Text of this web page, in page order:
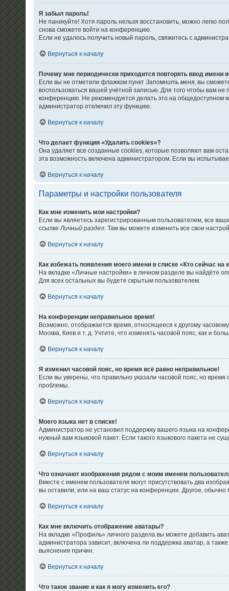
Я забыл пароль!
Не паникуйте! Хотя пароль нельзя восстановить, можно легко
снова сможете войти на конференцию.
Если не удалось получить новый пароль, свяжитесь с
Вернуться к началу
Почему мне периодически приходится повторять ввод имени
Если вы не отметили флажком пунктЗапомнить меня, вы
воспользоваться вашей учётной записью. Для того чтобы вам
конференцию. Не рекомендуется делать это на общедоступном
администратор отключил эту функцию.
Вернуться к началу
Что делает функция «Удалить cookies»?
Она удаляет все созданные cookies, которые позволяют вам
эта возможность включена администратором. Если вы
Вернуться к началу
Параметры и настройки пользователя
Как мне изменить мои настройки?
Если вы являетесь зарегистрированным пользователем, все
ссылкеЛичный раздел. Там вы можете изменить все свои
Вернуться к началу
Как избежать появления моего имени в списке «Кто сейчас на
На вкладке «Личные настройки» в личном разделе вы найдёте
Для всех остальных вы будете скрытым пользователем.
Вернуться к началу
На конференции неправильное время!
Возможно, отображается время, относящееся к другому
Москва, Киев и т. д. Учтите, что изменять часовой пояс, как и
Вернуться к началу
Я изменил часовой пояс, но время всё равно неправильное!
Если вы уверены, что правильно указали часовой пояс, но
проблемы.
Вернуться к началу
Моего языка нет в списке!
Администратор не установил поддержку вашего языка на
нужный вам языковой пакет. Если такого языкового пакета не
Вернуться к началу
Что означают изображения рядом с моим именем
Вместе с именем пользователя могут присутствовать два
вы оставили, или на ваш статус на конференции. Другое,
Вернуться к началу
Как мне включить отображение аватары?
На вкладке «Профиль» личного раздела вы можете добавить
администратора зависит, включена ли поддержка аватар, а
выяснения причин.
Вернуться к началу
Что такое звание и как я могу изменить его?